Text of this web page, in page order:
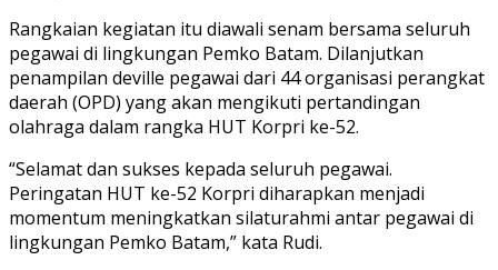
Rangkaian kegiatan itu diawali senam bersama seluruh
pegawai di lingkungan Pemko Batam. Dilanjutkan
penampilan deville pegawai dari 44 organisasi perangkat
daerah (OPD) yang akan mengikuti pertandingan
olahraga dalam rangka HUT Korpri ke-52.
“Selamat dan sukses kepada seluruh pegawai.
Peringatan HUT ke-52 Korpri diharapkan menjadi
momentum meningkatkan silaturahmi antar pegawai di
lingkungan Pemko Batam,” kata Rudi.